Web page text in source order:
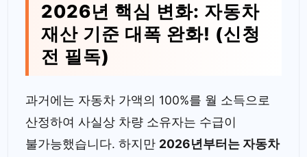
2026년 핵심 변화: 자동차
재산 기준 대폭 완화! (신청
전 필독)
과거에는 자동차 가액의 100%를 월 소득으로
산정하여 사실상 차량 소유자는 수급이
불가능했습니다. 하지만 2026년부터는 자동차